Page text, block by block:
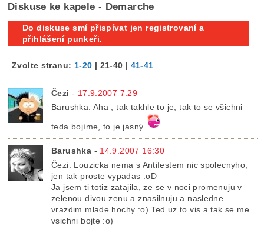
Diskuse ke kapele - Demarche
Do diskuse smí přispívat jen registrovaní a
přihlášení punkeři.
Zvolte stranu: 1-20 | 21-40 | 41-41
Čezi - 17.9.2007 7:29
Barushka: Aha , tak takhle to je, tak to se všichni
teda bojíme, to je jasný
Barushka - 14.9.2007 16:30
Čezi: Louzicka nema s Antifestem nic spolecnyho,
jen tak proste vypadas :oD
Ja jsem ti totiz zatajila, ze se v noci promenuju v
zelenou divou zenu a znasilnuju a nasledne
vrazdim mlade hochy :o) Ted uz to vis a tak se me
vsichni bojte :o)